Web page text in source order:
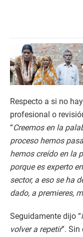
Respecto a si no
profesional o
“Creemos en la
proceso hemos
hemos creído en la
porque es experto
sector, a eso se ha
dado, a premieres,
Seguidamente dijo “
volver a repetir”.